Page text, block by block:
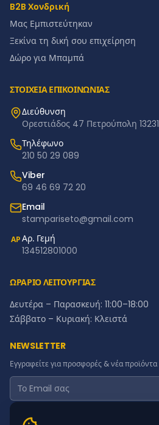
B2B Χονδρική
Μας Εμπιστεύτηκαν
Ξεκίνα τη δική σου επιχείρηση
Δώρο για Μπαμπά
ΣΤΟΙΧΕΙΑ ΕΠΙΚΟΙΝΩΝΙΑΣ
Διεύθυνση
Ορεστιάδος 47 Πετρούπολη 13231
Τηλέφωνο
210 50 29 089
Viber
69 46 69 72 20
Email
stampariseto@gmail.com
ΑΡΑρ. Γεμή
134512801000
ΩΡΑΡΙΟ ΛΕΙΤΟΥΡΓΙΑΣ
Δευτέρα – Παρασκευή: 11:00–18:00
Σάββατο – Κυριακή: Κλειστά
NEWSLETTER
Εγγραφείτε για προσφορές & νέα προϊόντα